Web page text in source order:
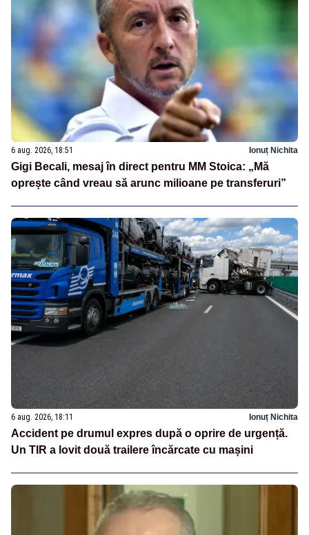
6 aug. 2026, 18:51 Ionuț Nichita
Gigi Becali, mesaj în direct pentru MM Stoica: „Mă
oprește când vreau să arunc milioane pe transferuri”
6 aug. 2026, 18:11 Ionuț Nichita
Accident pe drumul expres după o oprire de urgență.
Un TIR a lovit două trailere încărcate cu mașini